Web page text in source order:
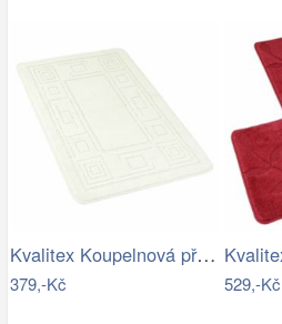
Kvalitex Koupelnová předložka Ornament…
379,-Kč 529,-Kč